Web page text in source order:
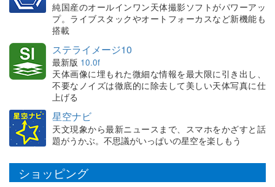
純国産のオールインワン天体撮影ソフトがパワーアッ
プ。ライブスタックやオートフォーカスなど新機能も
搭載
ステライメージ10
最新版 10.0f
天体画像に埋もれた微細な情報を最大限に引き出し、
不要なノイズは徹底的に除去して美しい天体写真に仕
上げる
星空ナビ
天文現象から最新ニュースまで、スマホをかざすと話
題がうかぶ。不思議がいっぱいの星空を楽しもう
ショッピング